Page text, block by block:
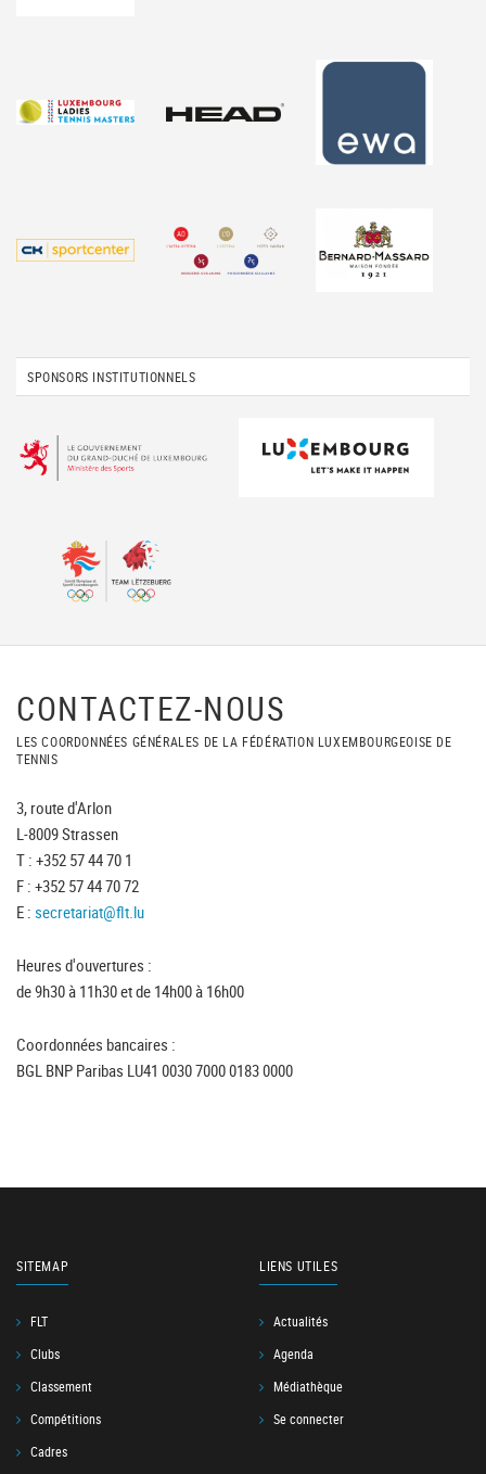
SPONSORS INSTITUTIONNELS
CONTACTEZ-NOUS
LES COORDONNÉES GÉNÉRALES DE LA FÉDÉRATION LUXEMBOURGEOISE DE
TENNIS
3, route d'Arlon
L-8009 Strassen
T : +352 57 44 70 1
F : +352 57 44 70 72
E : secretariat@flt.lu
Heures d'ouvertures :
de 9h30 à 11h30 et de 14h00 à 16h00
Coordonnées bancaires :
BGL BNP Paribas LU41 0030 7000 0183 0000
SITEMAP
FLT
Clubs
Classement
Compétitions
Cadres
LIENS UTILES
Actualités
Agenda
Médiathèque
Se connecter